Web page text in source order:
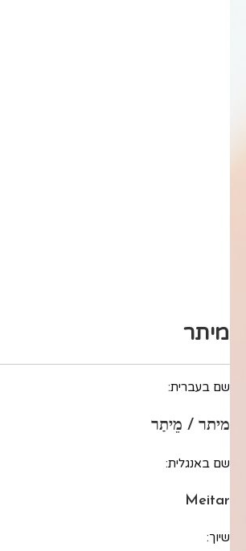
מיתר
שם בעברית:
מיתר / מֵיתַר
שם באנגלית:
Meitar
שיוך: